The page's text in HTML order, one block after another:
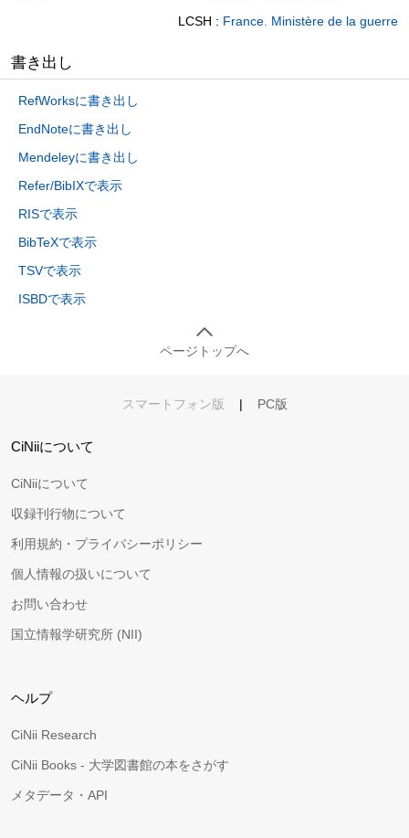
LCSH : France. Ministère de la guerre
書き出し
RefWorksに書き出し
EndNoteに書き出し
Mendeleyに書き出し
Refer/BibIXで表示
RISで表示
BibTeXで表示
TSVで表示
ISBDで表示
ページトップへ
スマートフォン版 | PC版
CiNiiについて
CiNiiについて
収録刊行物について
利用規約・プライバシーポリシー
個人情報の扱いについて
お問い合わせ
国立情報学研究所 (NII)
ヘルプ
CiNii Research
CiNii Books - 大学図書館の本をさがす
メタデータ・API